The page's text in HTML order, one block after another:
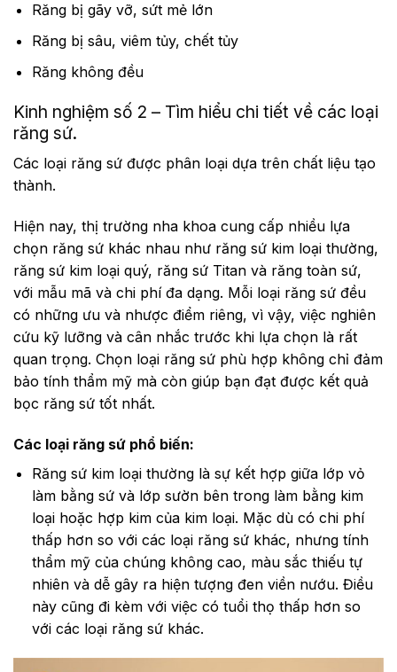
Răng bị gãy vỡ, sứt mẻ lớn
Răng bị sâu, viêm tủy, chết tủy
Răng không đều
Kinh nghiệm số 2 – Tìm hiểu chi tiết về các loại
răng sứ.
Các loại răng sứ được phân loại dựa trên chất liệu tạo
thành.
Hiện nay, thị trường nha khoa cung cấp nhiều lựa
chọn răng sứ khác nhau như răng sứ kim loại thường,
răng sứ kim loại quý, răng sứ Titan và răng toàn sứ,
với mẫu mã và chi phí đa dạng. Mỗi loại răng sứ đều
có những ưu và nhược điểm riêng, vì vậy, việc nghiên
cứu kỹ lưỡng và cân nhắc trước khi lựa chọn là rất
quan trọng. Chọn loại răng sứ phù hợp không chỉ đảm
bảo tính thẩm mỹ mà còn giúp bạn đạt được kết quả
bọc răng sứ tốt nhất.
Các loại răng sứ phổ biến:
Răng sứ kim loại thường là sự kết hợp giữa lớp vỏ
làm bằng sứ và lớp sườn bên trong làm bằng kim
loại hoặc hợp kim của kim loại. Mặc dù có chi phí
thấp hơn so với các loại răng sứ khác, nhưng tính
thẩm mỹ của chúng không cao, màu sắc thiếu tự
nhiên và dễ gây ra hiện tượng đen viền nướu. Điều
này cũng đi kèm với việc có tuổi thọ thấp hơn so
với các loại răng sứ khác.